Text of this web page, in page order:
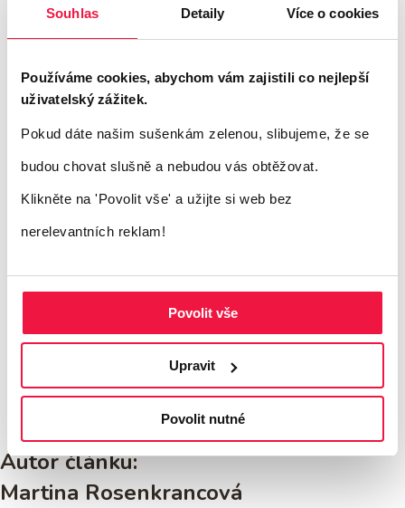
Souhlas Detaily Více o cookies
Používáme cookies, abychom vám zajistili co nejlepší
uživatelský zážitek.
Pokud dáte našim sušenkám zelenou, slibujeme, že se
budou chovat slušně a nebudou vás obtěžovat.
Klikněte na 'Povolit vše' a užijte si web bez
nerelevantních reklam!
Povolit vše
Upravit
Povolit nutné
vzorce chování. Díky sofistikovanému
nabízí, můžete oslovit relevantní zákazníky,
zdroj: ppchero.com, google.com,
thinkwithgoogle.com
Autor článku:
Martina Rosenkrancová